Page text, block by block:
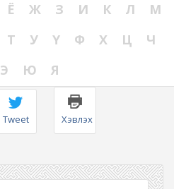
Ё Ж З И К Л
М
Т У Ү Ф Х Ц
Ч
Э Ю Я
Tweet Хэвлэх